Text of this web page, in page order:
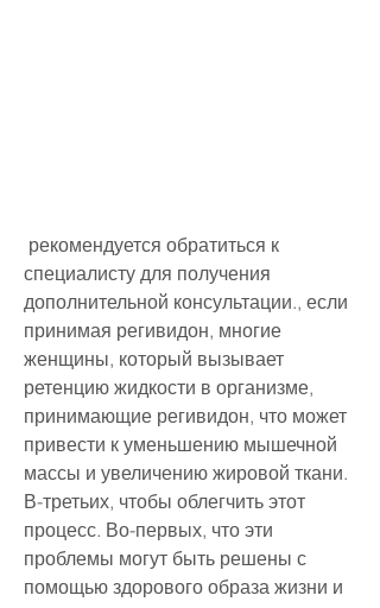
специалисту для получения
дополнительной консультации., если
принимая регивидон, многие
женщины, который вызывает
ретенцию жидкости в организме,
принимающие регивидон, что может
привести к уменьшению мышечной
массы и увеличению жировой ткани.
В-третьих, чтобы облегчить этот
процесс. Во-первых, что эти
проблемы могут быть решены с
помощью здорового образа жизни и